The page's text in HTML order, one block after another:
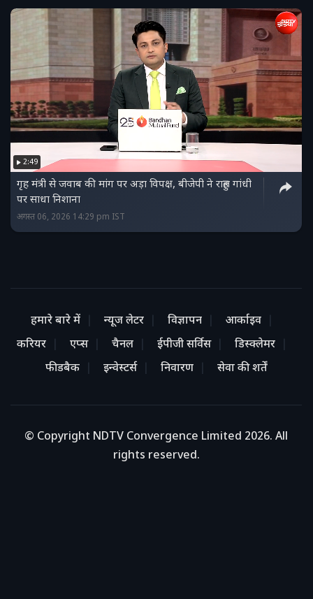
2:49
गृह मंत्री से जवाब की मांग पर अड़ा विपक्ष, बीजेपी ने राहुल गांधी
पर साधा निशाना
अगस्त 06, 2026 14:29 pm IST
हमारे बारे में न्यूज लेटर विज्ञापन
आर्काइव
करियर
एप्स चैनल ईपीजी सर्विस
डिस्क्लेमर
फीडबैक
इन्वेस्टर्स निवारण सेवा की शर्तें
© Copyright NDTV Convergence Limited 2026. All
rights reserved.